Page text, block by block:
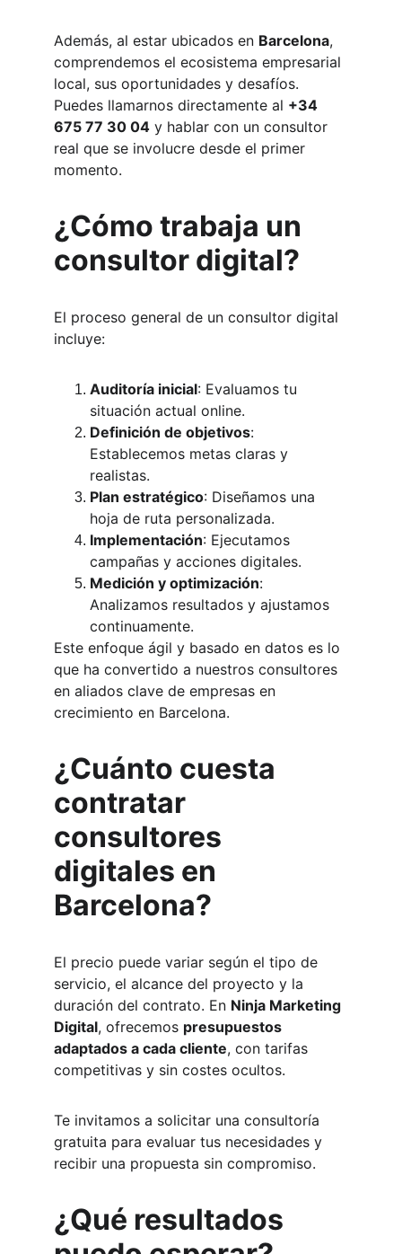
Además, al estar ubicados en Barcelona,
comprendemos el ecosistema empresarial
local, sus oportunidades y desafíos.
Puedes llamarnos directamente al +34
675 77 30 04 y hablar con un consultor
real que se involucre desde el primer
momento.
¿Cómo trabaja un
consultor digital?
El proceso general de un consultor digital
incluye:
Auditoría inicial: Evaluamos tu
situación actual online.
Definición de objetivos:
Establecemos metas claras y
realistas.
Plan estratégico: Diseñamos una
hoja de ruta personalizada.
Implementación: Ejecutamos
campañas y acciones digitales.
Medición y optimización:
Analizamos resultados y ajustamos
continuamente.
Este enfoque ágil y basado en datos es lo
que ha convertido a nuestros consultores
en aliados clave de empresas en
crecimiento en Barcelona.
¿Cuánto cuesta
contratar
consultores
digitales en
Barcelona?
El precio puede variar según el tipo de
servicio, el alcance del proyecto y la
duración del contrato. En Ninja Marketing
Digital, ofrecemos presupuestos
adaptados a cada cliente, con tarifas
competitivas y sin costes ocultos.
Te invitamos a solicitar una consultoría
gratuita para evaluar tus necesidades y
recibir una propuesta sin compromiso.
¿Qué resultados